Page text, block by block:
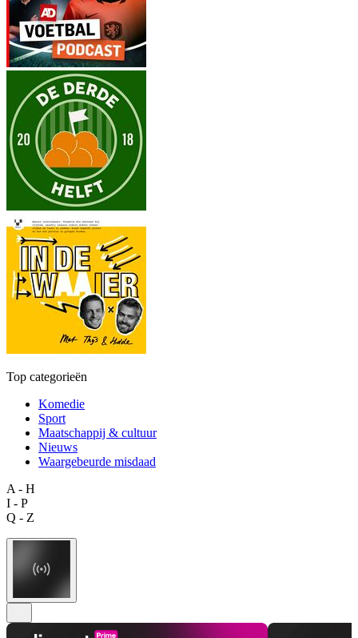
Top categorieën
Komedie
Sport
Maatschappij & cultuur
Nieuws
Waargebeurde misdaad
A - H
I - P
Q - Z